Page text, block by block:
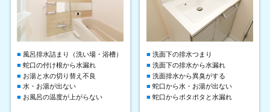
風呂排水詰まり（洗い場・浴槽）
蛇口の付け根から水漏れ
お湯と水の切り替え不良
水・お湯が出ない
お風呂の温度が上がらない
洗面下の排水つまり
洗面下の排水から水漏れ
洗面排水から異臭がする
蛇口から水・お湯が出ない
蛇口からポタポタと水漏れ